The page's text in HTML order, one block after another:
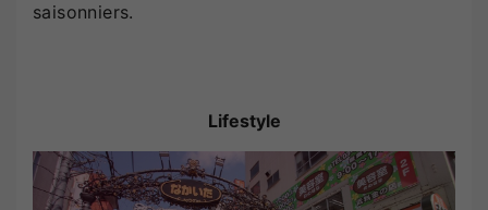
saisonniers.
Lifestyle